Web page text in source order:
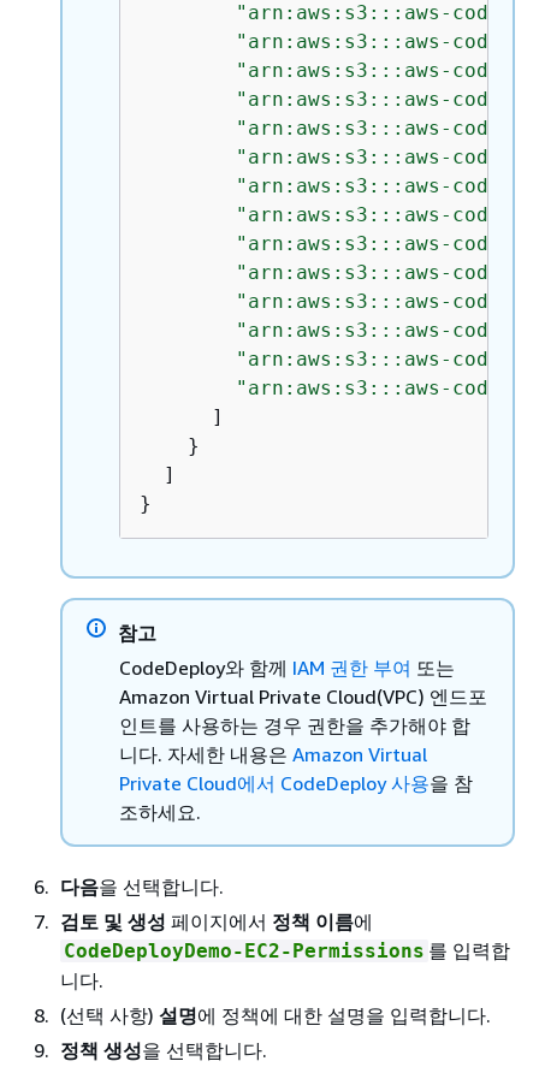
"arn:aws:s3:::aws-
"arn:aws:s3:::aws-
"arn:aws:s3:::aws-
"arn:aws:s3:::aws-
"arn:aws:s3:::aws-
"arn:aws:s3:::aws-
"arn:aws:s3:::aws-
"arn:aws:s3:::aws-
"arn:aws:s3:::aws-
"arn:aws:s3:::aws-
"arn:aws:s3:::aws-
"arn:aws:s3:::aws-
"arn:aws:s3:::aws-
"arn:aws:s3:::aws-
      ]
    }
  ]
}
참고
CodeDeploy와 함께 IAM 권한 부여 또는
Amazon Virtual Private Cloud(VPC) 엔드포
인트를 사용하는 경우 권한을 추가해야 합
니다. 자세한 내용은 Amazon Virtual
Private Cloud에서 CodeDeploy 사용을 참
조하세요.
다음을 선택합니다.
검토 및 생성 페이지에서 정책 이름에
CodeDeployDemo-EC2-Permissions 를 입력합
니다.
(선택 사항) 설명에 정책에 대한 설명을 입력합니다.
정책 생성을 선택합니다.